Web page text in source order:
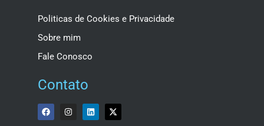
Politicas de Cookies e Privacidade
Sobre mim
Fale Conosco
Contato